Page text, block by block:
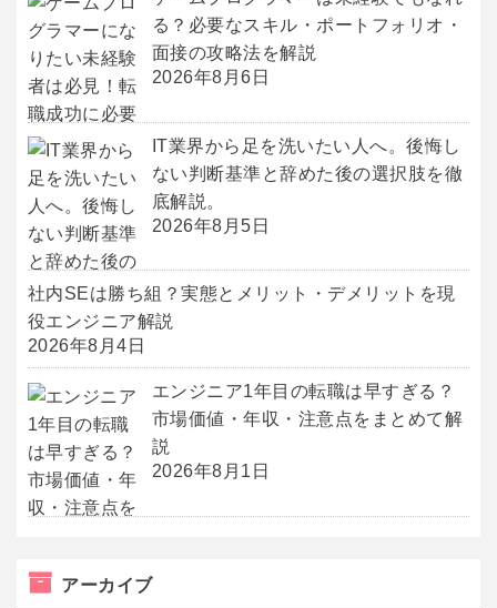
る？必要なスキル・ポートフォリオ・
面接の攻略法を解説
2026年8月6日
IT業界から足を洗いたい人へ。後悔し
ない判断基準と辞めた後の選択肢を徹
底解説。
2026年8月5日
社内SEは勝ち組？実態とメリット・デメリットを現
役エンジニア解説
2026年8月4日
エンジニア1年目の転職は早すぎる？
市場価値・年収・注意点をまとめて解
説
2026年8月1日
アーカイブ